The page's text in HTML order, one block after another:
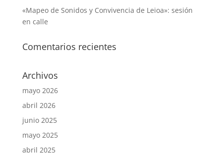
«Mapeo de Sonidos y Convivencia de Leioa»: sesión
en calle
Comentarios recientes
Archivos
mayo 2026
abril 2026
junio 2025
mayo 2025
abril 2025